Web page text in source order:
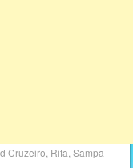
Cruzeiro, Rifa,Sampa